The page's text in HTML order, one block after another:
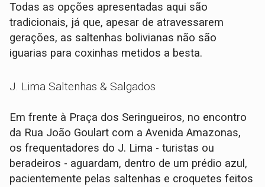
Todas as opções apresentadas aqui são
tradicionais, já que, apesar de atravessarem
gerações, as saltenhas bolivianas não são
iguarias para coxinhas metidos a besta.
J. Lima Saltenhas & Salgados
Em frente à Praça dos Seringueiros, no encontro
da Rua João Goulart com a Avenida Amazonas,
os frequentadores do J. Lima - turistas ou
beradeiros - aguardam, dentro de um prédio azul,
pacientemente pelas saltenhas e croquetes feitos